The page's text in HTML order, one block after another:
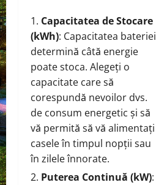
Capacitatea de Stocare
(kWh): Capacitatea bateriei
determină câtă energie
poate stoca. Alegeți o
capacitate care să
corespundă nevoilor dvs.
de consum energetic și să
vă permită să vă alimentați
casele în timpul nopții sau
în zilele înnorate.
Puterea Continuă (kW):